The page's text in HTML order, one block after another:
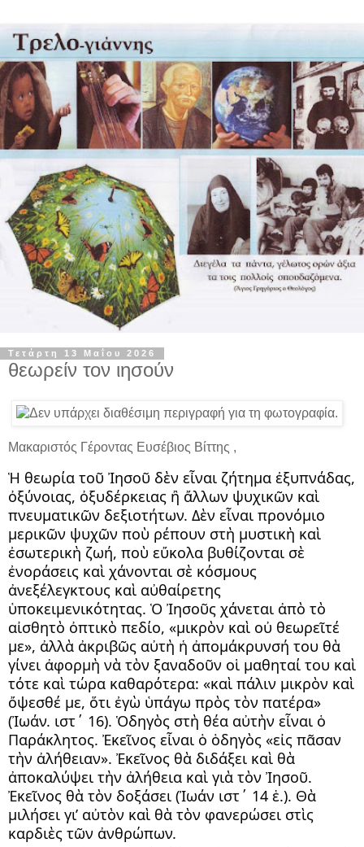
Τετάρτη 13 Μαΐου 2026
θεωρείν τον ιησούν
Μακαριστός Γέροντας Ευσέβιος Βίττης ,
Ἡ θεωρία τοῦ Ἰησοῦ δὲν εἶναι ζήτημα ἐξυπνάδας,
ὀξύνοιας, ὀξυδέρκειας ἢ ἄλλων ψυχικῶν καὶ
πνευματικῶν δεξιοτήτων. Δὲν εἶναι προνόμιο
μερικῶν ψυχῶν ποὺ ρέπουν στὴ μυστικὴ καὶ
ἐσωτερικὴ ζωή, ποὺ εὔκολα βυθίζονται σὲ
ἐνοράσεις καὶ χάνονται σὲ κόσμους
ἀνεξέλεγκτους καὶ αὐθαίρετης
ὑποκειμενικότητας. Ὁ Ἰησοῦς χάνεται ἀπὸ τὸ
αἰσθητὸ ὀπτικὸ πεδίο, «μικρὸν καὶ οὐ θεωρεῖτέ
με», ἀλλὰ ἀκριβῶς αὐτὴ ἡ ἀπομάκρυνσή του θὰ
γίνει ἀφορμὴ νὰ τὸν ξαναδοῦν οἱ μαθηταί του καὶ
τότε καὶ τώρα καθαρότερα: «καὶ πάλιν μικρὸν καὶ
ὄψεσθέ με, ὅτι ἐγὼ ὑπάγω πρὸς τὸν πατέρα»
(Ἰωάν. ιστ΄ 16). Ὁδηγὸς στὴ θέα αὐτὴν εἶναι ὁ
Παράκλητος. Ἐκεῖνος εἶναι ὁ ὁδηγὸς «εἰς πᾶσαν
τὴν ἀλήθειαν». Ἐκεῖνος θὰ διδάξει καὶ θὰ
ἀποκαλύψει τὴν ἀλήθεια καὶ γιὰ τὸν Ἰησοῦ.
Ἐκεῖνος θὰ τὸν δοξάσει (Ἰωάν ιστ΄ 14 ἑ.). Θὰ
μιλήσει γι’ αὐτὸν καὶ θὰ τὸν φανερώσει στὶς
καρδιὲς τῶν ἀνθρώπων.